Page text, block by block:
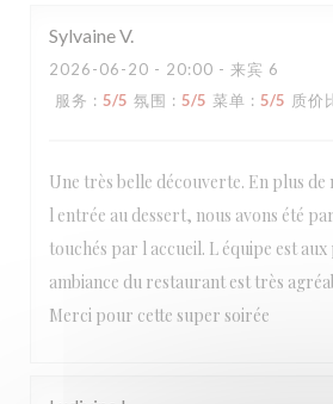
SylvaineV
2026-06-20 - 20:00 - 来宾 6
服务 : 5/5 氛围 : 5/5 菜单 : 5/5 质价
Une très belle découverte. En plus de
l entrée au dessert, nous avons été
touchés par l accueil. L équipe est aux
ambiance du restaurant est très
Merci pour cette super soirée